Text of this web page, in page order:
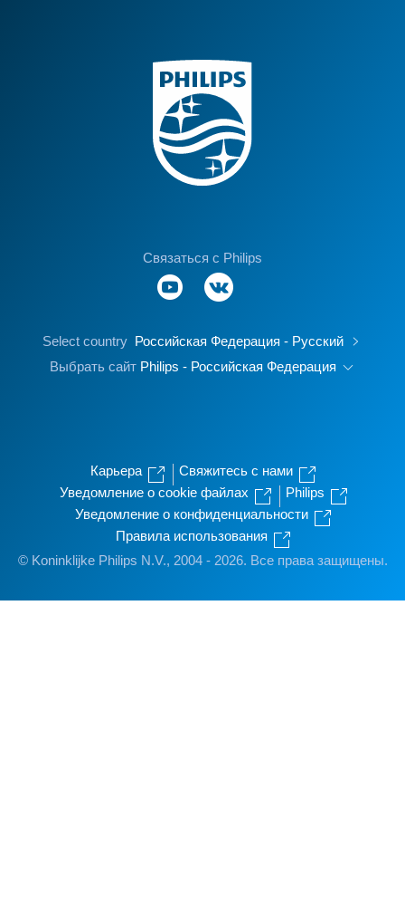
Связаться с Philips
Select country Российская Федерация - Русский
Выбрать сайт Philips - Российская Федерация
Карьера
Свяжитесь с нами
Уведомление о cookie файлах
Philips
Уведомление о конфиденциальности
Правила использования
© Koninklijke Philips N.V., 2004 - 2026. Все права защищены.